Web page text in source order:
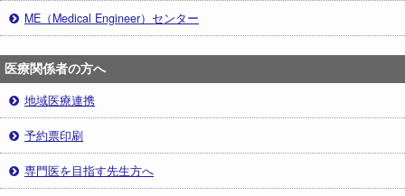
ME（Medical Engineer）センター
医療関係者の方へ
地域医療連携
予約票印刷
専門医を目指す先生方へ